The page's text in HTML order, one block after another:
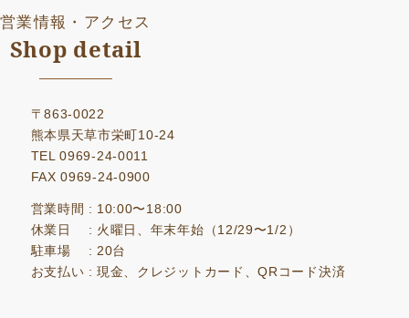
営業情報・アクセス
Shop detail
〒863-0022
熊本県天草市栄町10-24
TEL 0969-24-0011
FAX 0969-24-0900
営業時間 : 10:00〜18:00
休業日
: 火曜日、年末年始（12/29〜1/2）
駐車場
: 20台
お支払い : 現金、クレジットカード、QRコード決済